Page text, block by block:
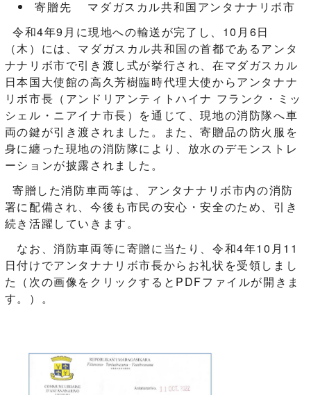
寄贈先 マダガスカル共和国アンタナナリボ市
令和4年9月に現地への輸送が完了し、10月6日
（木）には、マダガスカル共和国の首都であるアンタ
ナナリボ市で引き渡し式が挙行され、在マダガスカル
日本国大使館の高久芳樹臨時代理大使からアンタナナ
リボ市長（アンドリアンティトハイナ フランク・ミッ
シェル・ニアイナ市長）を通じて、現地の消防隊へ車
両の鍵が引き渡されました。また、寄贈品の防火服を
身に纏った現地の消防隊により、放水のデモンストレ
ーションが披露されました。
寄贈した消防車両等は、アンタナナリボ市内の消防
署に配備され、今後も市民の安心・安全のため、引き
続き活躍していきます。
なお、消防車両等に寄贈に当たり、令和4年10月11
日付けでアンタナナリボ市長からお礼状を受領しまし
た（次の画像をクリックするとPDFファイルが開きま
す。）。